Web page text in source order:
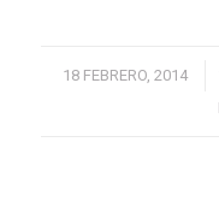
18 FEBRERO, 2014
/